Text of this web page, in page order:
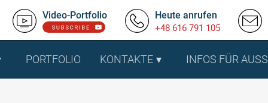
Video-Portfolio Heute anrufen
+48 616 791 105
PORTFOLIO KONTAKTE INFOS FÜR